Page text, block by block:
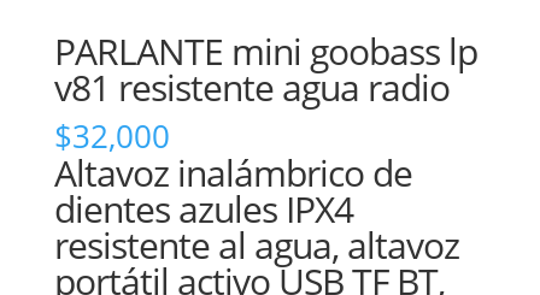
PARLANTE mini goobass lp
v81 resistente agua radio
$32,000
Altavoz inalámbrico de
dientes azules IPX4
resistente al agua, altavoz
portátil activo USB TF BT,